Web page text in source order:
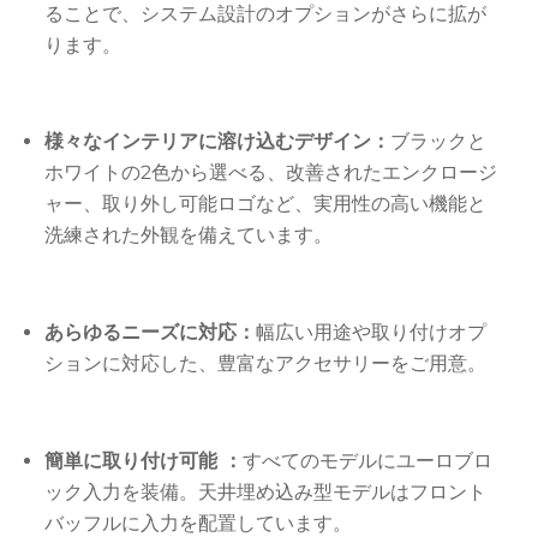
ることで、システム設計のオプションがさらに拡が
ります。
様々なインテリアに溶け込むデザイン： ブラックと
ホワイトの2色から選べる、改善されたエンクロージ
ャー、取り外し可能ロゴなど、実用性の高い機能と
洗練された外観を備えています。
あらゆるニーズに対応：幅広い用途や取り付けオプ
ションに対応した、豊富なアクセサリーをご用意。
簡単に取り付け可能 ：すべてのモデルにユーロブロ
ック入力を装備。天井埋め込み型モデルはフロント
バッフルに入力を配置しています。